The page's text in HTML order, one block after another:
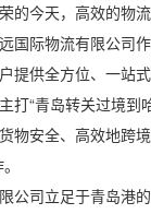
的今天，高效的物
国际物流有限公司
提供全方位、一站
打“青岛转关过境到
物安全、高效地跨
公司立足于青岛港